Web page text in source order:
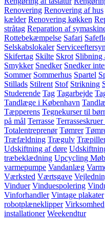
Renovering Renovering af hus
kælder Renovering køkken
stråtag Reparation af
Rottebekæmpelse Safari
Selskabslokaler Serviceeftersyn
Skifertag Skilte Skrot Slibning
Smykker Snedker Snedker
Sommer Sommerhus Spartel
Stillads Stilrent Stof Strikning
Studerende Tag Tagarbejde
Tandlæge i København
Tæpperens Tegnekurser til
på mål Terrasse
Totalentreprenør Tømrer
Træfældning Trægulv
Udskiftning af døre
træbeklædning Upcycling
varmepumpe Vandanlæg
Værksted Værtsgave
Vinduer Vinduespolering
Vinforhandler Vintage plakater
robotplæneklipper Virksomhed
installationer Weekendtur